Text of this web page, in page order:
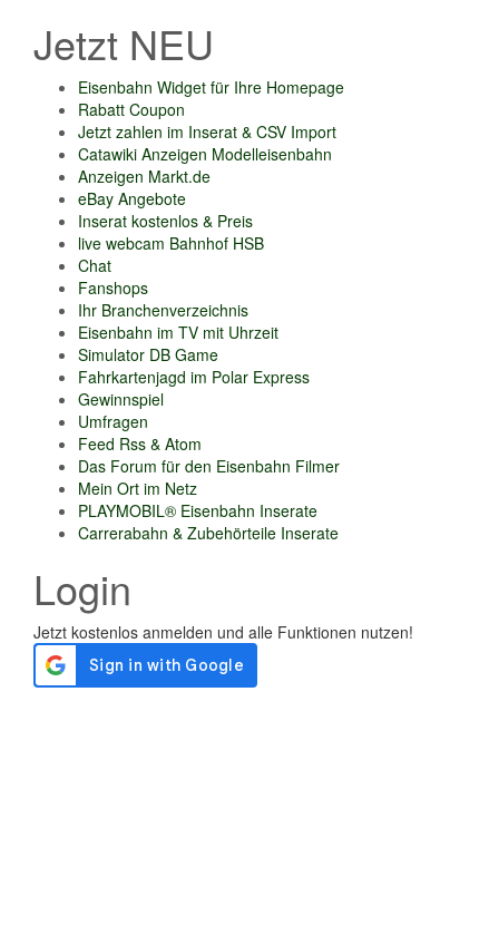
Jetzt NEU
Eisenbahn Widget für Ihre Homepage
Rabatt Coupon
Jetzt zahlen im Inserat & CSV Import
Catawiki Anzeigen Modelleisenbahn
Anzeigen Markt.de
eBay Angebote
Inserat kostenlos & Preis
live webcam Bahnhof HSB
Chat
Fanshops
Ihr Branchenverzeichnis
Eisenbahn im TV mit Uhrzeit
Simulator DB Game
Fahrkartenjagd im Polar Express
Gewinnspiel
Umfragen
Feed Rss & Atom
Das Forum für den Eisenbahn Filmer
Mein Ort im Netz
PLAYMOBIL® Eisenbahn Inserate
Carrerabahn & Zubehörteile Inserate
Login